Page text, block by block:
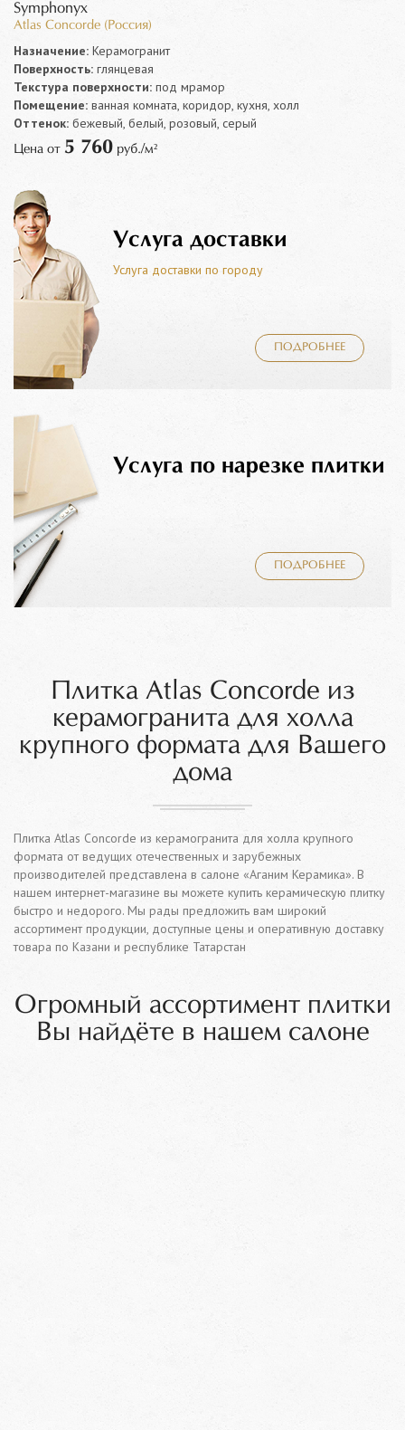
Symphonyx
Atlas Concorde (Россия)
Назначение: Керамогранит
Поверхность: глянцевая
Текстура поверхности: под мрамор
Помещение: ванная комната, коридор, кухня, холл
Оттенок: бежевый, белый, розовый, серый
Цена от 5 760 руб./м²
Услуга доставки
Услуга доставки по городу
ПОДРОБНЕЕ
Услуга по нарезке плитки
ПОДРОБНЕЕ
Плитка Atlas Concorde из
керамогранита для холла
крупного формата для Вашего
дома
Плитка Atlas Concorde из керамогранита для холла крупного
формата от ведущих отечественных и зарубежных
производителей представлена в салоне «Аганим Керамика». В
нашем интернет-магазине вы можете купить керамическую плитку
быстро и недорого. Мы рады предложить вам широкий
ассортимент продукции, доступные цены и оперативную доставку
товара по Казани и республике Татарстан
Огромный ассортимент плитки
Вы найдёте в нашем салоне